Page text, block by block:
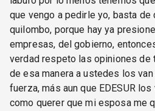
que vengo a pedirle yo, basta de
quilombo, porque hay ya
empresas, del gobierno,
verdad respeto las opiniones de
de esa manera a ustedes los
fuerza, más aun que EDESUR
como querer que mi esposa me